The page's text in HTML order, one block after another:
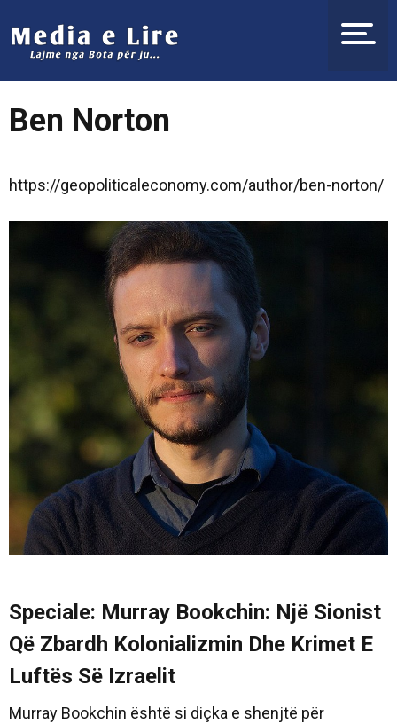
Ben Norton
https://geopoliticaleconomy.com/author/ben-norton/
Speciale: Murray Bookchin: Një Sionist
Që Zbardh Kolonializmin Dhe Krimet E
Luftës Së Izraelit
Murray Bookchin është si diçka e shenjtë për